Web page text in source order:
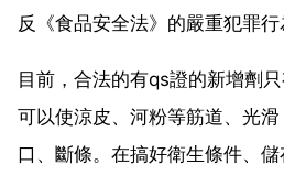
反《食品安全法》的嚴重犯罪行
目前，合法的有qs證的新增劑
可以使涼皮、河粉等筋道、光
口、斷條。在搞好衛生條件、